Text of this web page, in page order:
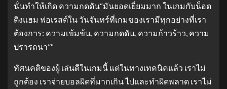
นั่นทำให้เกิด ความกดดัน“มันยอดเยี่ยมมาก ในเกมกับน็อต
ติงแฮม ฟอเรสต์ใน วันจันทร์ที่เกมของเรามีทุกอย่างที่เรา
ต้องการ: ความเข้มข้น, ความกดดัน, ความก้าวร้าว, ความ
ปรารถนา”“
ทัศนคติของผู้ เล่นดีในเกมนี้ แต่ในทางเทคนิคแล้ว เราไม่
ถูกต้อง เราจ่ายบอลผิดที่มากเกิน ไปและทำผิดพลาด เราไม่